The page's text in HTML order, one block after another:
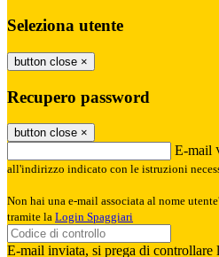
Seleziona utente
button close ×
Recupero password
button close ×
E-mail
all'indirizzo indicato con le istruzioni
Non hai una e-mail associata al nome
tramite la Login Spaggiari
E-mail inviata, si prega di controllare